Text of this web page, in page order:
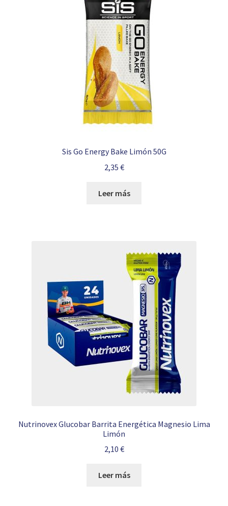
Sis Go Energy Bake Limón 50G
2,35 €
Leer más
Nutrinovex Glucobar Barrita Energética Magnesio Lima
Limón
2,10 €
Leer más